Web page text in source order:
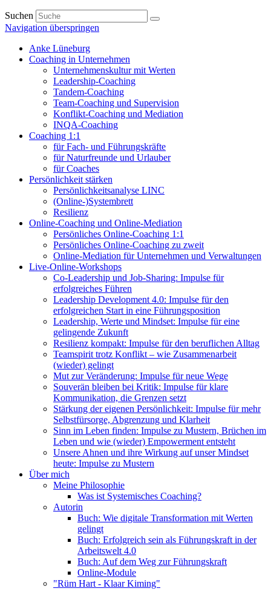
Suchen
Navigation überspringen
Anke Lüneburg
Coaching in Unternehmen
Unternehmenskultur mit Werten
Leadership-Coaching
Tandem-Coaching
Team-Coaching und Supervision
Konflikt-Coaching und Mediation
INQA-Coaching
Coaching 1:1
für Fach- und Führungskräfte
für Naturfreunde und Urlauber
für Coaches
Persönlichkeit stärken
Persönlichkeitsanalyse LINC
(Online-)Systembrett
Resilienz
Online-Coaching und Online-Mediation
Persönliches Online-Coaching 1:1
Persönliches Online-Coaching zu zweit
Online-Mediation für Unternehmen und Verwaltungen
Live-Online-Workshops
Co-Leadership und Job-Sharing: Impulse für
erfolgreiches Führen
Leadership Development 4.0: Impulse für den
erfolgreichen Start in eine Führungsposition
Leadership, Werte und Mindset: Impulse für eine
gelingende Zukunft
Resilienz kompakt: Impulse für den beruflichen Alltag
Teamspirit trotz Konflikt – wie Zusammenarbeit
(wieder) gelingt
Mut zur Veränderung: Impulse für neue Wege
Souverän bleiben bei Kritik: Impulse für klare
Kommunikation, die Grenzen setzt
Stärkung der eigenen Persönlichkeit: Impulse für mehr
Selbstfürsorge, Abgrenzung und Klarheit
Sinn im Leben finden: Impulse zu Mustern, Brüchen im
Leben und wie (wieder) Empowerment entsteht
Unsere Ahnen und ihre Wirkung auf unser Mindset
heute: Impulse zu Mustern
Über mich
Meine Philosophie
Was ist Systemisches Coaching?
Autorin
Buch: Wie digitale Transformation mit Werten
gelingt
Buch: Erfolgreich sein als Führungskraft in der
Arbeitswelt 4.0
Buch: Auf dem Weg zur Führungskraft
Online-Module
"Rüm Hart - Klaar Kiming"